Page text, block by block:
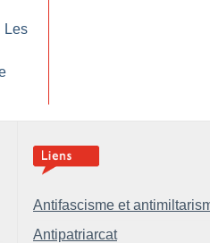
Les
Antifascisme et
Antipatriarcat